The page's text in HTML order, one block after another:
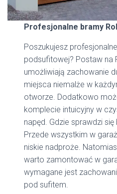
Profesjonalne bramy
Poszukujesz
podsufitowej? Postaw na
umożliwiają zachowanie
miejsca niemalże w
otworze. Dodatkowo
komplecie intuicyjny w
napęd. Gdzie sprawdzi
Przede wszystkim w
niskie nadproże.
warto zamontować w
wymagane jest
pod sufitem.